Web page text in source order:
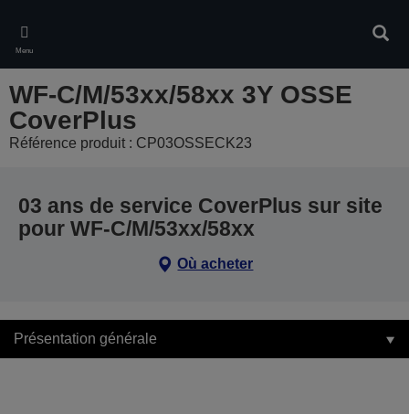
main
content
Menu
WF-C/M/53xx/58xx 3Y OSSE
CoverPlus
Référence produit : CP03OSSECK23
03 ans de service CoverPlus sur site
pour WF-C/M/53xx/58xx
Où acheter
Présentation générale